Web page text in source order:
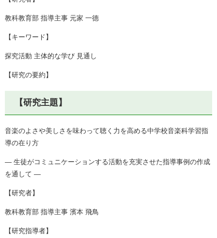
教科教育部 指導主事 元家 一德
【キーワード】
探究活動 主体的な学び 見通し
【研究の要約】
【研究主題】
音楽のよさや美しさを味わって聴く力を高める中学校音楽科学習指
導の在り方
― 生徒がコミュニケーションする活動を充実させた指導事例の作成
を通して ―
【研究者】
教科教育部 指導主事 濱本 飛鳥
【研究指導者】